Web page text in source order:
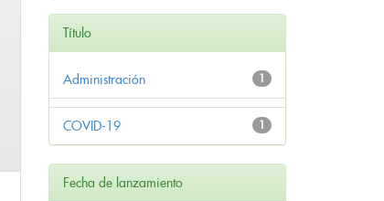
Título
1
Administración
1
COVID-19
Fecha de lanzamiento